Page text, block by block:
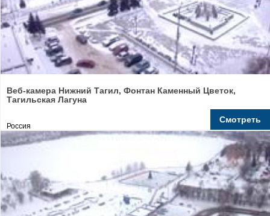
Веб-камера Нижний Тагил, Фонтан Каменный Цветок,
Тагильская Лагуна
Россия
Смотреть